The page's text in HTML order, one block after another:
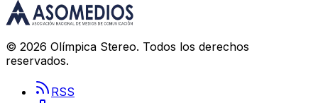
© 2026 Olímpica Stereo. Todos los derechos
reservados.
RSS